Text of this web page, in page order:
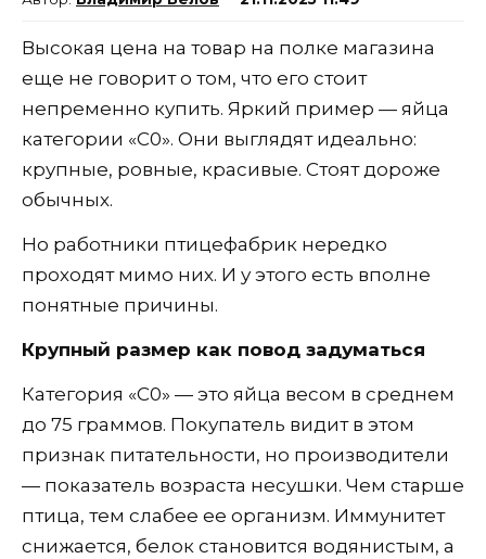
Высокая цена на товар на полке магазина
еще не говорит о том, что его стоит
непременно купить. Яркий пример — яйца
категории «С0». Они выглядят идеально:
крупные, ровные, красивые. Стоят дороже
обычных.
Но работники птицефабрик нередко
проходят мимо них. И у этого есть вполне
понятные причины.
Крупный размер как повод задуматься
Категория «С0» — это яйца весом в среднем
до 75 граммов. Покупатель видит в этом
признак питательности, но производители
— показатель возраста несушки. Чем старше
птица, тем слабее ее организм. Иммунитет
снижается, белок становится водянистым, а